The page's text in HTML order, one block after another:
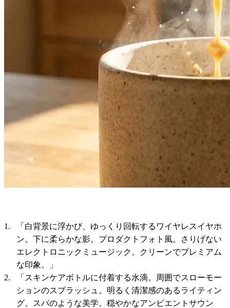
「白背景に浮かび、ゆっくり回転するワイヤレスイヤホ
ン。下に柔らかな影。プロダクトフォト風。さりげない
エレクトロニックミュージック。クリーンでプレミアム
な印象。」
「スキンケアボトルに付着する水滴。周囲でスローモー
ションのスプラッシュ。明るく清潔感のあるライティン
グ。スパのような美学。穏やかなアンビエントサウン